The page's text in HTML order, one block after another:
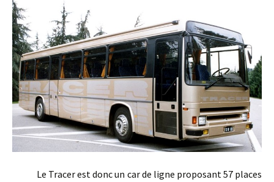
Le Tracer est donc un car de ligne proposant 57 places